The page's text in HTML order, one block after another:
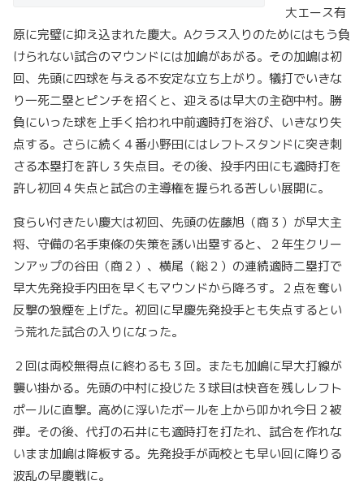
大エース有
原に完璧に抑え込まれた慶大。Aクラス入りのためにはもう負
けられない試合のマウンドには加嶋があがる。その加嶋は初
回、先頭に四球を与える不安定な立ち上がり。犠打でいきな
り一死二塁とピンチを招くと、迎えるは早大の主砲中村。勝
負にいった球を上手く拾われ中前適時打を浴び、いきなり失
点する。さらに続く４番小野田にはレフトスタンドに突き刺
さる本塁打を許し３失点目。その後、投手内田にも適時打を
許し初回４失点と試合の主導権を握られる苦しい展開に。
食らい付きたい慶大は初回、先頭の佐藤旭（商３）が早大主
将、守備の名手東條の失策を誘い出塁すると、２年生クリー
ンアップの谷田（商２）、横尾（総２）の連続適時二塁打で
早大先発投手内田を早くもマウンドから降ろす。２点を奪い
反撃の狼煙を上げた。初回に早慶先発投手とも失点するとい
う荒れた試合の入りになった。
２回は両校無得点に終わるも３回。またも加嶋に早大打線が
襲い掛かる。先頭の中村に投じた３球目は快音を残しレフト
ポールに直撃。高めに浮いたボールを上から叩かれ今日２被
弾。その後、代打の石井にも適時打を打たれ、試合を作れな
いまま加嶋は降板する。先発投手が両校とも早い回に降りる
波乱の早慶戦に。